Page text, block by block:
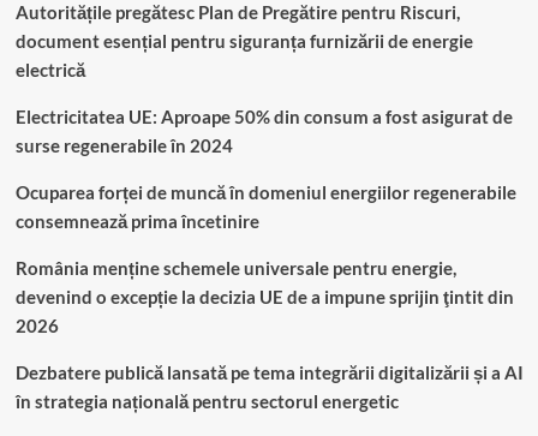
Autoritățile pregătesc Plan de Pregătire pentru Riscuri,
document esențial pentru siguranța furnizării de energie
electrică
Electricitatea UE: Aproape 50% din consum a fost asigurat de
surse regenerabile în 2024
Ocuparea forței de muncă în domeniul energiilor regenerabile
consemnează prima încetinire
România menține schemele universale pentru energie,
devenind o excepție la decizia UE de a impune sprijin ţintit din
2026
Dezbatere publică lansată pe tema integrării digitalizării și a AI
în strategia națională pentru sectorul energetic